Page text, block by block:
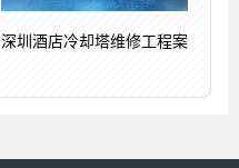
深圳酒店冷却塔维修工程案